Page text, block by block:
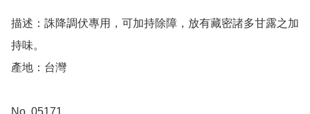
描述：誅降調伏專用，可加持除障，放有藏密諸多甘露之加
持味。
產地：台灣